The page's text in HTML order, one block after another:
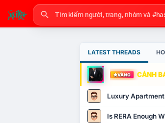
LATEST THREADS
VÀNG CẢNH
Luxury
Is RERA Enough